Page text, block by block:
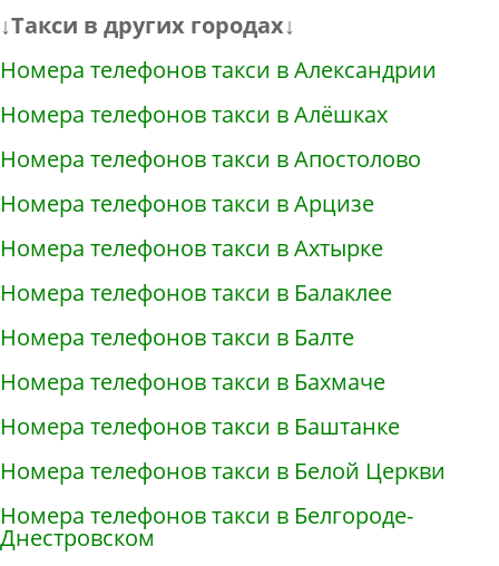
↓Такси в других городах↓
Номера телефонов такси в Александрии
Номера телефонов такси в Алёшках
Номера телефонов такси в Апостолово
Номера телефонов такси в Арцизе
Номера телефонов такси в Ахтырке
Номера телефонов такси в Балаклее
Номера телефонов такси в Балте
Номера телефонов такси в Бахмаче
Номера телефонов такси в Баштанке
Номера телефонов такси в Белой Церкви
Номера телефонов такси в Белгороде-
Днестровском